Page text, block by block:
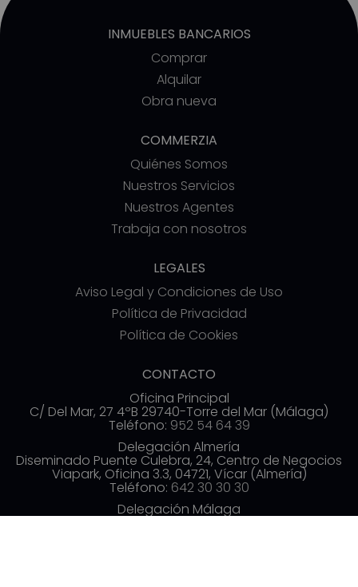
INMUEBLES BANCARIOS
Comprar
Alquilar
Obra nueva
COMMERZIA
Quiénes Somos
Nuestros Servicios
Nuestros Agentes
Trabaja con nosotros
LEGALES
Aviso Legal y Condiciones de Uso
Política de Privacidad
Política de Cookies
CONTACTO
Oficina Principal
C/ Del Mar, 27 4ºB 29740-Torre del Mar (Málaga)
Teléfono: 952 54 64 39
Delegación Almería
Diseminado Puente Culebra, 24, Centro de Negocios
Viapark, Oficina 3.3, 04721, Vícar (Almería)
Teléfono: 642 30 30 30
Delegación Málaga